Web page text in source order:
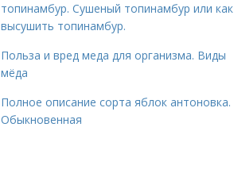
топинамбур. Сушеный топинамбур или как
высушить топинамбур.
Польза и вред меда для организма. Виды
мёда
Полное описание сорта яблок антоновка.
Обыкновенная